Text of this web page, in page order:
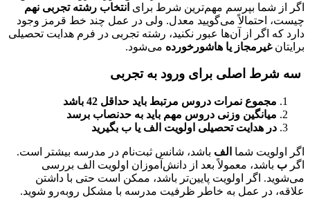
اگر از شما بپرسم مهم‌ترین شرط برای انتخاب رشته تجربی نهم
چیست، احتمالاً می‌گویید معدل. ولی در عمل چند خط قرمز وجود
دارد که اگر از آن‌ها عبور نکنید، رشته تجربی در فرم هدایت تحصیلی
برایتانغیرمجاز یا هاشورخورده می‌شود.
سه شرط اصلی برای ورود به تجربی
مجموع نمرات دروس مرتبط باید حداقل 42 باشد
میانگین وزنی دروس مهم باید به حدنصاب برسد
در هدایت تحصیلی اولویت الف یا ب بگیرید
اگر اولویت شما الف باشد، شانس ثبت‌نام در مدرسه بیشتر است.
اگر ب باشد، معمولاً بعد از دانش‌آموزان اولویت الف بررسی
می‌شوید. اگر اولویت پایین‌تر باشد، ممکن است حتی با داشتن
علاقه، در عمل به خاطر ظرفیت مدرسه با مشکل روبه‌رو شوید.